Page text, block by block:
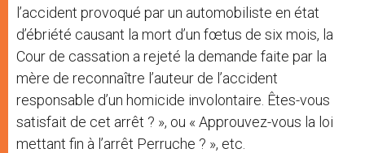
l’accident provoqué par un automobiliste en état
d’ébriété causant la mort d’un fœtus de six mois, la
Cour de cassation a rejeté la demande faite par la
mère de reconnaître l’auteur de l’accident
responsable d’un homicide involontaire. Êtes-vous
satisfait de cet arrêt ? », ou « Approuvez-vous la loi
mettant fin à l’arrêt Perruche ? », etc.